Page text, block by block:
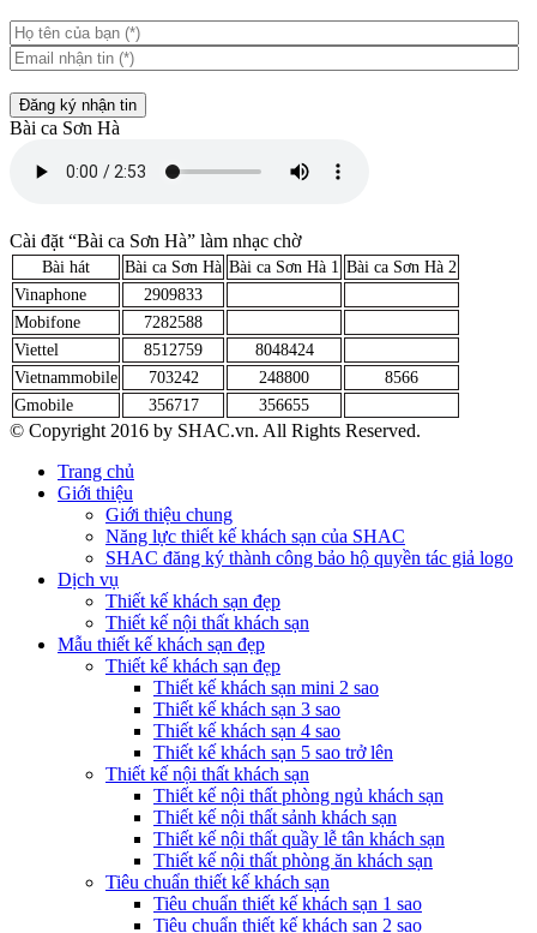
Đăng ký nhận tin
Bài ca Sơn Hà
Cài đặt “Bài ca Sơn Hà” làm nhạc chờ
Bài hát Bài ca Sơn Hà Bài ca Sơn Hà 1 Bài ca Sơn Hà 2
Vinaphone
2909833
Mobifone
7282588
Viettel
8512759
8048424
Vietnammobile
703242 248800
8566
Gmobile
356717 356655
© Copyright 2016 by SHAC.vn. All Rights Reserved.
Trang chủ
Giới thiệu
Giới thiệu chung
Năng lực thiết kế khách sạn của SHAC
SHAC đăng ký thành công bảo hộ quyền tác giả logo
Dịch vụ
Thiết kế khách sạn đẹp
Thiết kế nội thất khách sạn
Mẫu thiết kế khách sạn đẹp
Thiết kế khách sạn đẹp
Thiết kế khách sạn mini 2 sao
Thiết kế khách sạn 3 sao
Thiết kế khách sạn 4 sao
Thiết kế khách sạn 5 sao trở lên
Thiết kế nội thất khách sạn
Thiết kế nội thất phòng ngủ khách sạn
Thiết kế nội thất sảnh khách sạn
Thiết kế nội thất quầy lễ tân khách sạn
Thiết kế nội thất phòng ăn khách sạn
Tiêu chuẩn thiết kế khách sạn
Tiêu chuẩn thiết kế khách sạn 1 sao
Tiêu chuẩn thiết kế khách sạn 2 sao